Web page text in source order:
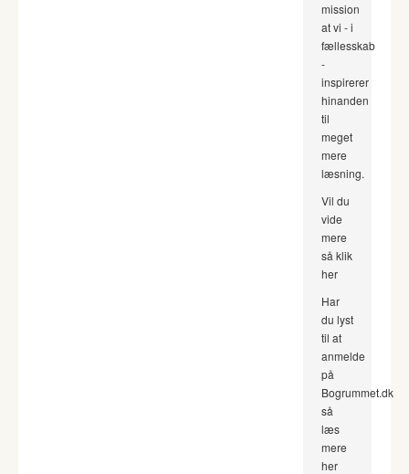
mission
at vi - i
fællesskab
-
inspirerer
hinanden
til
meget
mere
læsning.
Vil du
vide
mere
så klik
her
Har
du lyst
til at
anmelde
på
Bogrummet.dk
så
læs
mere
her